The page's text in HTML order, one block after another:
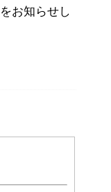
をお知らせし